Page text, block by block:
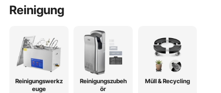
Reinigung
Reinigungswerkz
euge
Reinigungszubeh
ör
Müll & Recycling